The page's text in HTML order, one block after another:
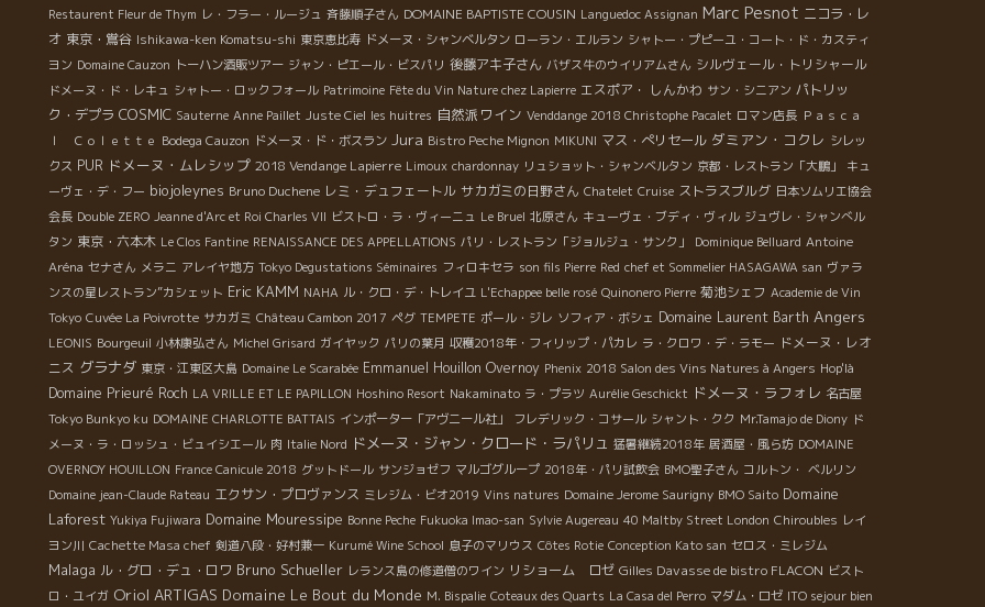
Restaurent Fleur de Thym レ・フラー・ルージュ 斉藤順子さん DOMAINE BAPTISTE COUSIN Languedoc Assignan Marc Pesnot ニコラ・レ
オ 東京・鴬谷 Ishikawa-ken Komatsu-shi 東京恵比寿 ドメーヌ・シャンベルタン ローラン・エルラン シャトー・プピーユ・コート・ド・カスティ
ヨン Domaine Cauzon トーハン酒販ツアー ジャン・ピエール・ビスパリ 後藤アキ子さん バザス牛のウイリアムさん シルヴェール・トリシャール
ドメーヌ・ド・レキュ シャトー・ロックフォール Patrimoine Fête du Vin Nature chez Lapierre エスポア・ しんかわ サン・シニアン パトリッ
ク・デプラ COSMIC Sauterne Anne Paillet Juste Ciel les huitres 自然派ワイン Venddange 2018 Christophe Pacalet ロマン店長 Ｐａｓｃａ
ｌ Ｃｏｌｅｔｔｅ Bodega Cauzon ドメーヌ・ド・ボスラン Jura Bistro Peche Mignon MIKUNI マス・ぺリセール ダミアン・コクレ シレッ
クス PUR ドメーヌ・ムレシップ 2018 Vendange Lapierre Limoux chardonnay リュショット・シャンベルタン 京都・レストラン「大鵬」
キュ
ーヴェ・デ・フー biojoleynes Bruno Duchene レミ・デュフェートル サカガミの日野さん Chatelet Cruise ストラスブルグ 日本ソムリエ協会
会長 Double ZERO Jeanne d'Arc et Roi Charles VII ビストロ・ラ・ヴィーニュ Le Bruel 北原さん キューヴェ・ブディ・ヴィル ジュヴレ・シャンべル
タン 東京・六本木 Le Clos Fantine RENAISSANCE DES APPELLATIONS パリ・レストラン「ジョルジュ・サンク」 Dominique Belluard Antoine
Aréna セナさん メラニ アレイヤ地方 Tokyo Degustations Séminaires フィロキセラ son fils Pierre Red chef et Sommelier HASAGAWA san ヴァラ
ンスの星レストラン”カシェット Eric KAMM NAHA ル・クロ・デ・トレイユ L'Echappee belle rosé Quinonero Pierre 菊池シェフ Academie de Vin
Tokyo Cuvée La Poivrotte サカガミ Château Cambon 2017 ペグ TEMPETE ポール・ジレ ソフィア・ボシェ Domaine Laurent Barth Angers
LEONIS Bourgeuil 小林康弘さん Michel Grisard ガイヤック パリの葉月 収穫2018年・フィリップ・パカレ ラ・クロワ・デ・ラモー ドメーヌ・レオ
ニス グラナダ 東京・江東区大島 Domaine Le Scarabée Emmanuel Houillon Overnoy Phenix 2018 Salon des Vins Natures à Angers Hop'là
Domaine Prieuré Roch LA VRILLE ET LE PAPILLON Hoshino Resort Nakaminato ラ・プラツ Aurélie Geschickt ドメーヌ・ラフォレ 名古屋
Tokyo Bunkyo ku DOMAINE CHARLOTTE BATTAIS インポーター「アヴニール社」 フレデリック・コサール シャント・クク Mr.Tamajo de Diony ド
メーヌ・ラ・ロッシュ・ビュイシエール 肉 Italie Nord ドメーヌ・ジャン・クロード・ラパリュ 猛暑継続2018年 居酒屋・風ら坊 DOMAINE
OVERNOY HOUILLON France Canicule 2018 グットドール サンジョゼフ マルゴグループ 2018年・パリ試飲会 BMO聖子さん コルトン・ ベルリン
Domaine jean-Claude Rateau エクサン・プロヴァンス ミレジム・ビオ2019 Vins natures Domaine Jerome Saurigny BMO Saito Domaine
Laforest Yukiya Fujiwara Domaine Mouressipe Bonne Peche Fukuoka Imao-san Sylvie Augereau 40 Maltby Street London Chiroubles レイ
ヨン川 Cachette Masa chef 剣道八段・好村兼一 Kurumé Wine School 息子のマリウス Côtes Rotie Conception Kato san セロス・ミレジム
Malaga ル・グロ・デュ・ロワ Bruno Schueller レランス島の修道僧のワイン リショーム ロゼ Gilles Davasse de bistro FLACON ビスト
ロ・ユイガ Oriol ARTIGAS Domaine Le Bout du Monde M. Bispalie Coteaux des Quarts La Casa del Perro マダム・ロゼ ITO sejour bien